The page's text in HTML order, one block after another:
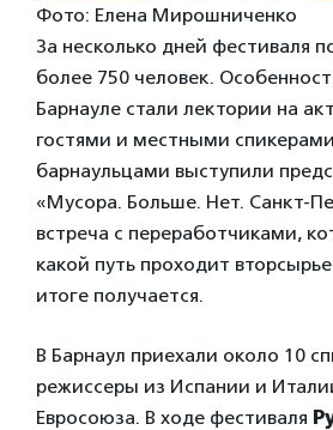
Фото: Елена Мирошниченко
За несколько дней фестиваля
более 750 человек.
Барнауле стали лектории на
гостями и местными
барнаульцами выступили
«Мусора. Больше. Нет. Санкт-
встреча с переработчиками,
какой путь проходит
итоге получается.
В Барнаул приехали около 10
режиссеры из Испании и
Евросоюза. В ходе фестиваля